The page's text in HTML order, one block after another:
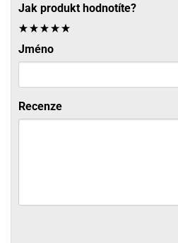
Jak produkt hodnotíte?
Jméno
Recenze